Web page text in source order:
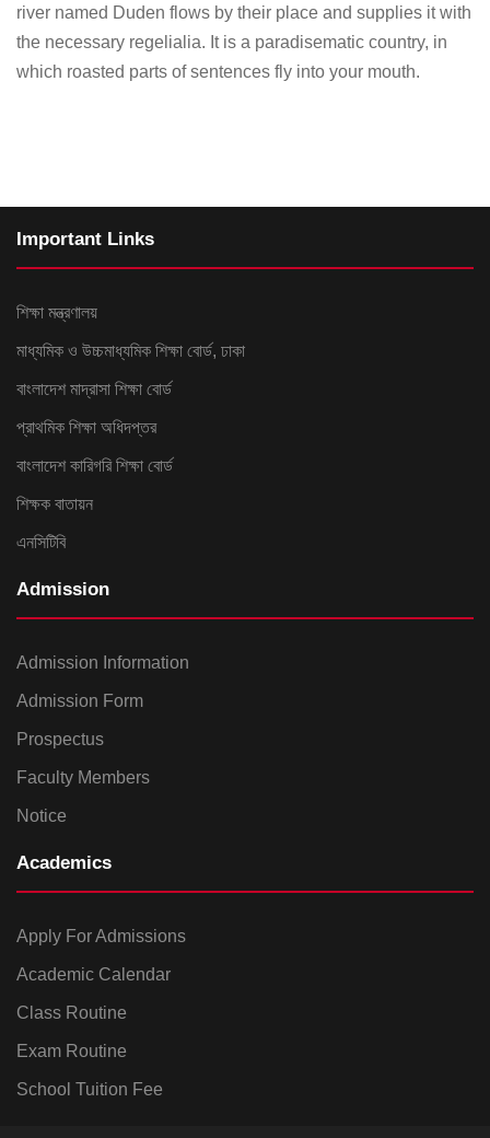
river named Duden flows by their place and supplies it with
the necessary regelialia. It is a paradisematic country, in
which roasted parts of sentences fly into your mouth.
Important Links
শিক্ষা মন্ত্রণালয়
মাধ্যমিক ও উচ্চমাধ্যমিক শিক্ষা বোর্ড, ঢাকা
বাংলাদেশ মাদ্রাসা শিক্ষা বোর্ড
প্রাথমিক শিক্ষা অধিদপ্তর
বাংলাদেশ কারিগরি শিক্ষা বোর্ড
শিক্ষক বাতায়ন
এনসিটিবি
Admission
Admission Information
Admission Form
Prospectus
Faculty Members
Notice
Academics
Apply For Admissions
Academic Calendar
Class Routine
Exam Routine
School Tuition Fee